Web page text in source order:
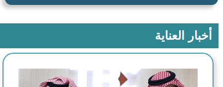
أخبار العناية